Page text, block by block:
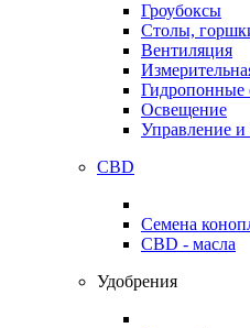
Гроубоксы
Столы,
Вентиляция
Гидропонные
Освещение
Управление и
CBD
Семена
CBD - масла
Удобрения